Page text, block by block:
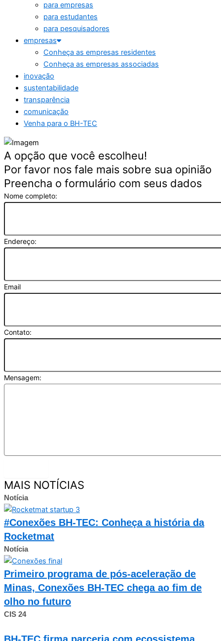
para empresas
para estudantes
para pesquisadores
empresas
Conheça as empresas residentes
Conheça as empresas associadas
inovação
sustentabilidade
transparência
comunicação
Venha para o BH-TEC
A opção que você escolheu!
Por favor nos fale mais sobre sua opinião
Preencha o formulário com seus dados
Nome completo:
Endereço:
Email
Contato:
Mensagem:
MAIS NOTÍCIAS
Notícia
#Conexões BH-TEC: Conheça a história da
Rocketmat
Notícia
Primeiro programa de pós-aceleração de
Minas, Conexões BH-TEC chega ao fim de
olho no futuro
CIS 24